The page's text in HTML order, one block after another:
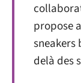
propose
sneakers
delà des